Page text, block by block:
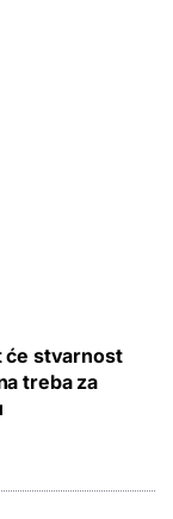
će stvarnost
treba za